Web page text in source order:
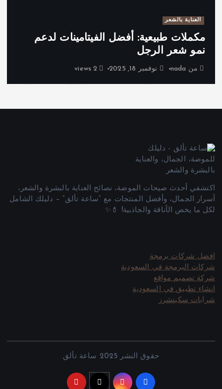
العناية بالشعر
مكملات طبيعية: أفضل الفيتامينات لدعم
نمو شعر الرجل
من nada نوفمبر 18, 2025
اكتشفي أحدث صيحات الموضة، نصائح العناية بالبشرة والشعر،
أسرار الجمال، وأفضل المنتجات مع “ساعة تألق” – دليلك الشامل
لكل ما يخص الأناقة والجاذبية! 💄✨
افضل شركات برمجة
شركات البرمجة في السعودية
شركة تصميم مواقع
انشاء تطبيق في السعودية
شرابات سكيتشرز
حقوق النشر 2025 ساعة تألق